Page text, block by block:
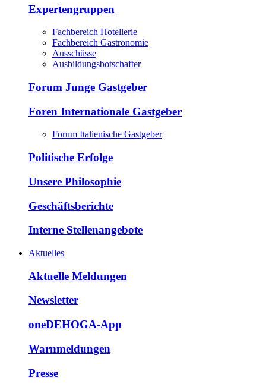
Expertengruppen
Fachbereich Hotellerie
Fachbereich Gastronomie
Ausschüsse
Ausbildungsbotschafter
Forum Junge Gastgeber
Foren Internationale Gastgeber
Forum Italienische Gastgeber
Politische Erfolge
Unsere Philosophie
Geschäftsberichte
Interne Stellenangebote
Aktuelles
Aktuelle Meldungen
Newsletter
oneDEHOGA-App
Warnmeldungen
Presse